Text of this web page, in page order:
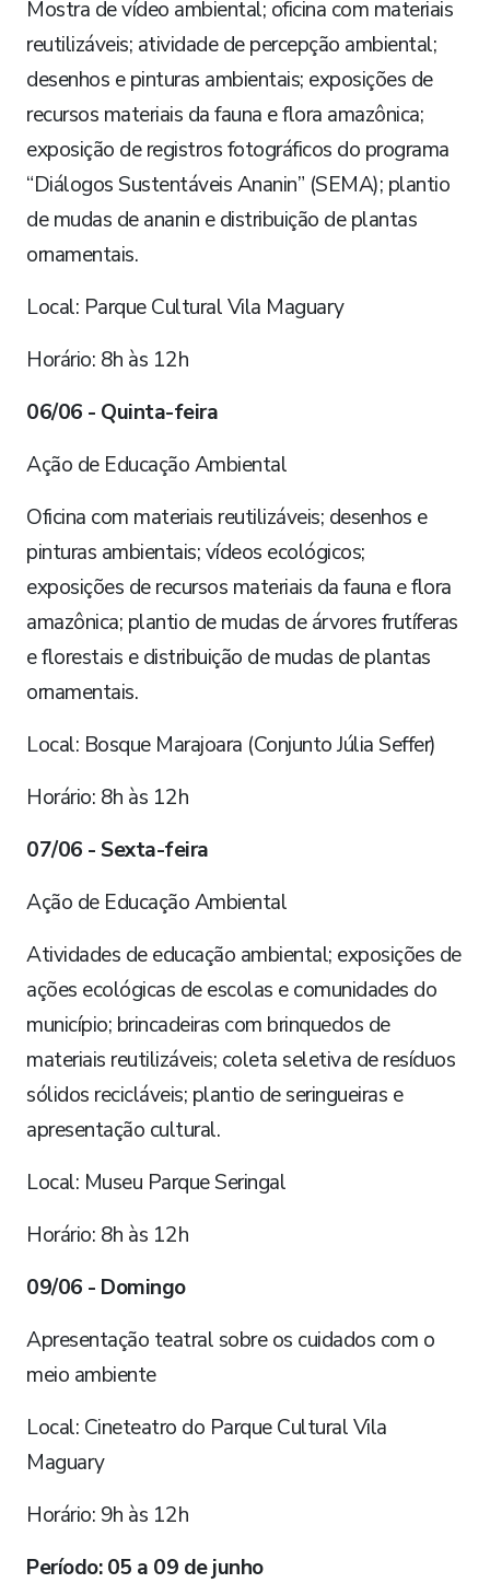
Mostra de vídeo ambiental; oficina com materiais
reutilizáveis; atividade de percepção ambiental;
desenhos e pinturas ambientais; exposições de
recursos materiais da fauna e flora amazônica;
exposição de registros fotográficos do programa
“Diálogos Sustentáveis Ananin” (SEMA); plantio
de mudas de ananin e distribuição de plantas
ornamentais.
Local: Parque Cultural Vila Maguary
Horário: 8h às 12h
06/06 - Quinta-feira
Ação de Educação Ambiental
Oficina com materiais reutilizáveis; desenhos e
pinturas ambientais; vídeos ecológicos;
exposições de recursos materiais da fauna e flora
amazônica; plantio de mudas de árvores frutíferas
e florestais e distribuição de mudas de plantas
ornamentais.
Local: Bosque Marajoara (Conjunto Júlia Seffer)
Horário: 8h às 12h
07/06 - Sexta-feira
Ação de Educação Ambiental
Atividades de educação ambiental; exposições de
ações ecológicas de escolas e comunidades do
município; brincadeiras com brinquedos de
materiais reutilizáveis; coleta seletiva de resíduos
sólidos recicláveis; plantio de seringueiras e
apresentação cultural.
Local: Museu Parque Seringal
Horário: 8h às 12h
09/06 - Domingo
Apresentação teatral sobre os cuidados com o
meio ambiente
Local: Cineteatro do Parque Cultural Vila
Maguary
Horário: 9h às 12h
Período: 05 a 09 de junho